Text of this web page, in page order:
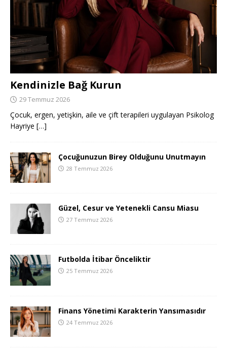
Kendinizle Bağ Kurun
29 Temmuz 2026
Çocuk, ergen, yetişkin, aile ve çift terapileri uygulayan Psikolog
Hayriye […]
Çocuğunuzun Birey Olduğunu Unutmayın
28 Temmuz 2026
Güzel, Cesur ve Yetenekli Cansu Miasu
27 Temmuz 2026
Futbolda İtibar Önceliktir
25 Temmuz 2026
Finans Yönetimi Karakterin Yansımasıdır
24 Temmuz 2026